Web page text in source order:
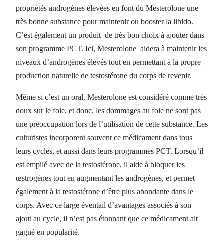
propriétés androgènes élevées en font du Mesterolone une
très bonne substance pour maintenir ou booster la libido.
C’est également un produit de très bon choix à ajouter dans
son programme PCT. Ici, Mesterolone aidera à maintenir les
niveaux d’androgènes élevés tout en permettant à la propre
production naturelle de testostérone du corps de revenir.
Même si c’est un oral, Mesterolone est considéré comme très
doux sur le foie, et donc, les dommages au foie ne sont pas
une préoccupation lors de l’utilisation de cette substance. Les
culturistes incorporent souvent ce médicament dans tous
leurs cycles, et aussi dans leurs programmes PCT. Lorsqu’il
est empilé avec de la testostérone, il aide à bloquer les
œstrogènes tout en augmentant les androgènes, et permet
également à la testostérone d’être plus abondante dans le
corps. Avec ce large éventail d’avantages associés à son
ajout au cycle, il n’est pas étonnant que ce médicament ait
gagné en popularité.